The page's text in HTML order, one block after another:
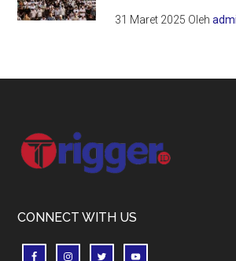
31 Maret 2025 Oleh
Footer
CONNECT WITH US